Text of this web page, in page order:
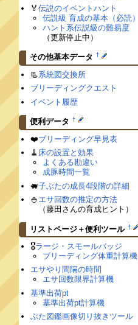
🏅伝説のイベントハント
伝説級 育成の基本（必読）
ハント系伝説級の難易度
（更新停止中）
その他基本データ †
📃系統図交換所
ブリーディングクエスト
イベント履歴
便利データ †
❤️ブリーディング早見表
🧹 床の設置と効果
よくある勘違い
成豚時間一覧
🐖子ぶたの成長4段階の詳細
🍚 エサ回数の推定の方法
（藤田さんの育成ヒント）
リストページ＋便利ツール †
🎖ラージ・スモールバッジ
ブリーディング体重計算機
エサやり間隔の時間
エサ回数限界計算機
基準出荷pt
基準出荷pt計算機
ぶた図鑑画像切り抜きツール